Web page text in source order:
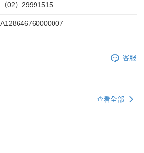
（02）29991515
A128646760000007
客服
查看全部